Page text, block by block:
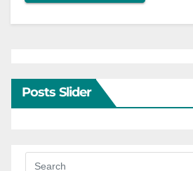
Posts Slider